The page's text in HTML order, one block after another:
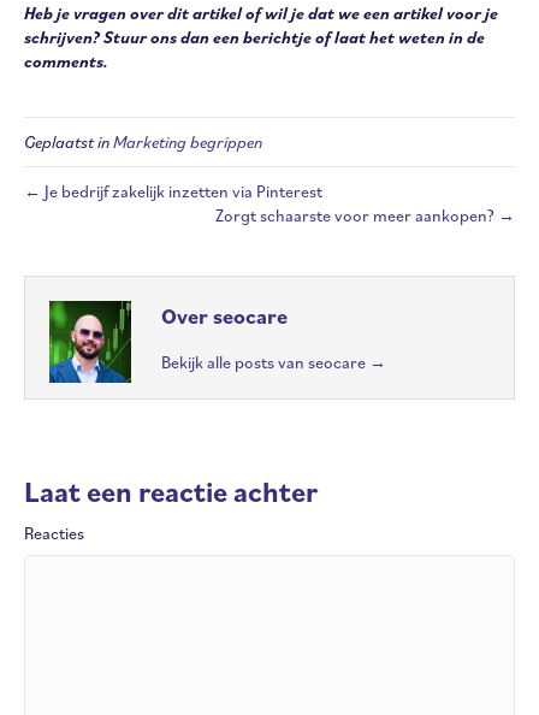
Heb je vragen over dit artikel of wil je dat we een artikel voor je
schrijven? Stuur ons dan een berichtje of laat het weten in de
comments.
Geplaatst inMarketing begrippen
← Je bedrijf zakelijk inzetten via Pinterest
Zorgt schaarste voor meer aankopen? →
Over seocare
Bekijk alle posts van seocare →
Laat een reactie achter
Reacties